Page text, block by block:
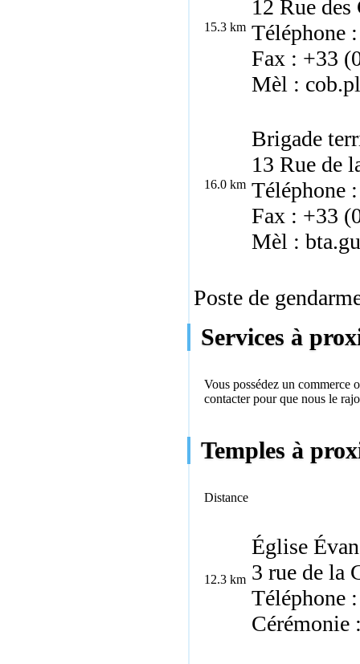
15.3 km
12 Rue
Téléphone
Fax : +33
Mèl :
16.0 km
Brigade
13 Rue de
Téléphone
Fax : +33
Mèl :
Poste de
Services à
Vous possédez un commerce
contacterpour que nous le
Temples à
Distance
12.3 km
Église
3 rue de la
Téléphone
Cérémonie